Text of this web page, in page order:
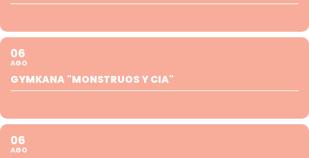
06
AGO
GYMKANA "MONSTRUOS Y CIA"
06
AGO